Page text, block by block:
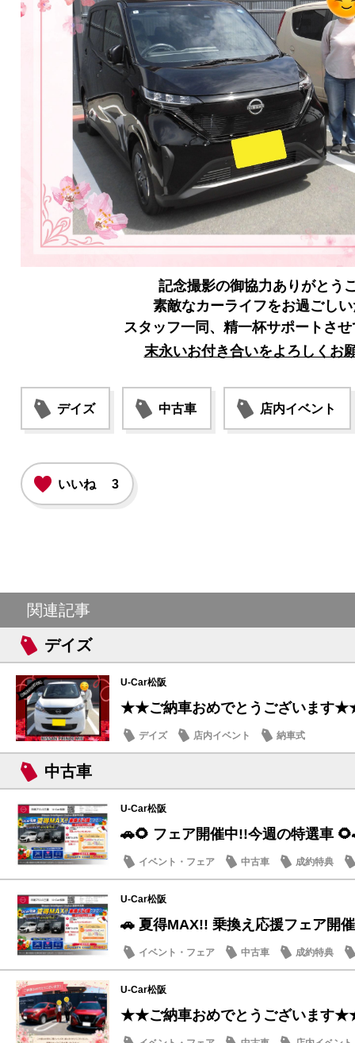
記念撮影の御協力ありがとう
素敵なカーライフをお過ごし
スタッフ一同、精一杯サポートさ
末永いお付き合いをよろしくお
デイズ 中古車 店内イベント
いいね 3
関連記事
デイズ
U-Car松阪
★★ご納車おめでとうございます
デイズ 店内イベント 納車式
中古車
U-Car松阪
🚗🌻 フェア開催中!!今週の特選車
イベント・フェア 中古車 成約特典
U-Car松阪
🚗 夏得MAX!! 乗換え応援フェア開
イベント・フェア 中古車 成約特典
U-Car松阪
★★ご納車おめでとうございます